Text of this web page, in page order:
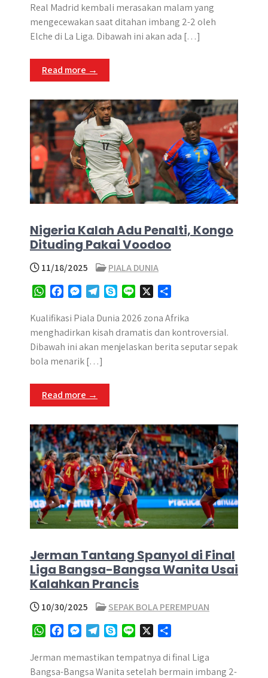
a
t
s
p
p
c
e
b
o
k
s
s
e
g
e
l
e
g
a
y
p
e
n
e
a
r
e
Real Madrid kembali merasakan malam yang
mengecewakan saat ditahan imbang 2-2 oleh
Elche di La Liga. Dibawah ini akan ada […]
Read more →
Nigeria Kalah Adu Penalti, Kongo
Dituding Pakai Voodoo
11/18/2025
PIALA DUNIA
W
a
t
s
A
p
c
e
b
o
k
s
s
e
n
e
r
l
e
g
r
a
m
y
p
e
n
e
a
r
e
Kualifikasi Piala Dunia 2026 zona Afrika
menghadirkan kisah dramatis dan kontroversial.
Dibawah ini akan menjelaskan berita seputar sepak
bola menarik […]
Read more →
Jerman Tantang Spanyol di Final
Liga Bangsa-Bangsa Wanita Usai
Kalahkan Prancis
10/30/2025
SEPAK BOLA PEREMPUAN
W
a
t
c
e
s
s
l
e
y
p
n
e
a
r
Jerman memastikan tempatnya di final Liga
Bangsa-Bangsa Wanita setelah bermain imbang 2-